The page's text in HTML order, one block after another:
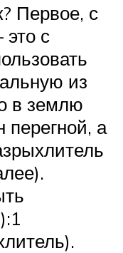
Первое, с
это с
из
в землю
а